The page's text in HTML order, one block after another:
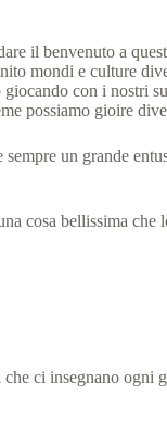
il benvenuto a
mondi e culture
con i nostri
possiamo gioire
un grande
cosa bellissima che
ci insegnano ogni